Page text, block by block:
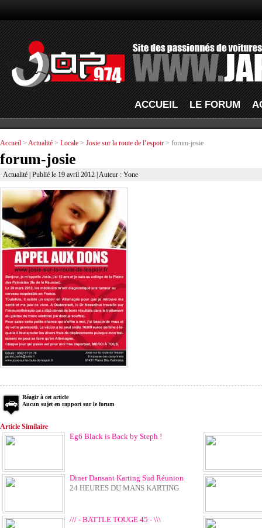
ACCUEIL LE FORUM
Accueil > Actualité > Locale > Josie sur la route de l’espoir > forum-josie
forum-josie
Actualité| Publié le 19 avril 2012 | Auteur : Yone
Réagir à cet article
Aucun sujet en rapport sur le forum
Article Similaire
Eg6 Black is Back by Steph !
Diner Dansant Karting Sud Réunion
24 HEURES DU MANS KARTING
/// - BATTLE TOUGE 45 - \\\